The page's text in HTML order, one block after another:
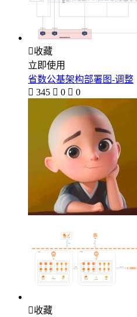
收藏
立即使用
省数公基架构部署图-调整
 345  0  0
收藏